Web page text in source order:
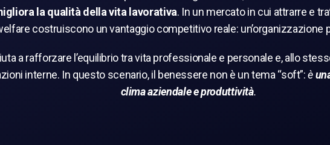
la qualità della vita lavorativa. In un mercato in cui attrarre e
costruiscono un vantaggio competitivo reale: un’organizzazione
a rafforzare l’equilibrio tra vita professionale e personale e, allo
interne. In questo scenario, il benessere non è un tema “soft”:è
clima aziendale e produttività.